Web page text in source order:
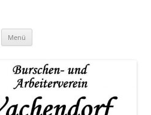
Menü